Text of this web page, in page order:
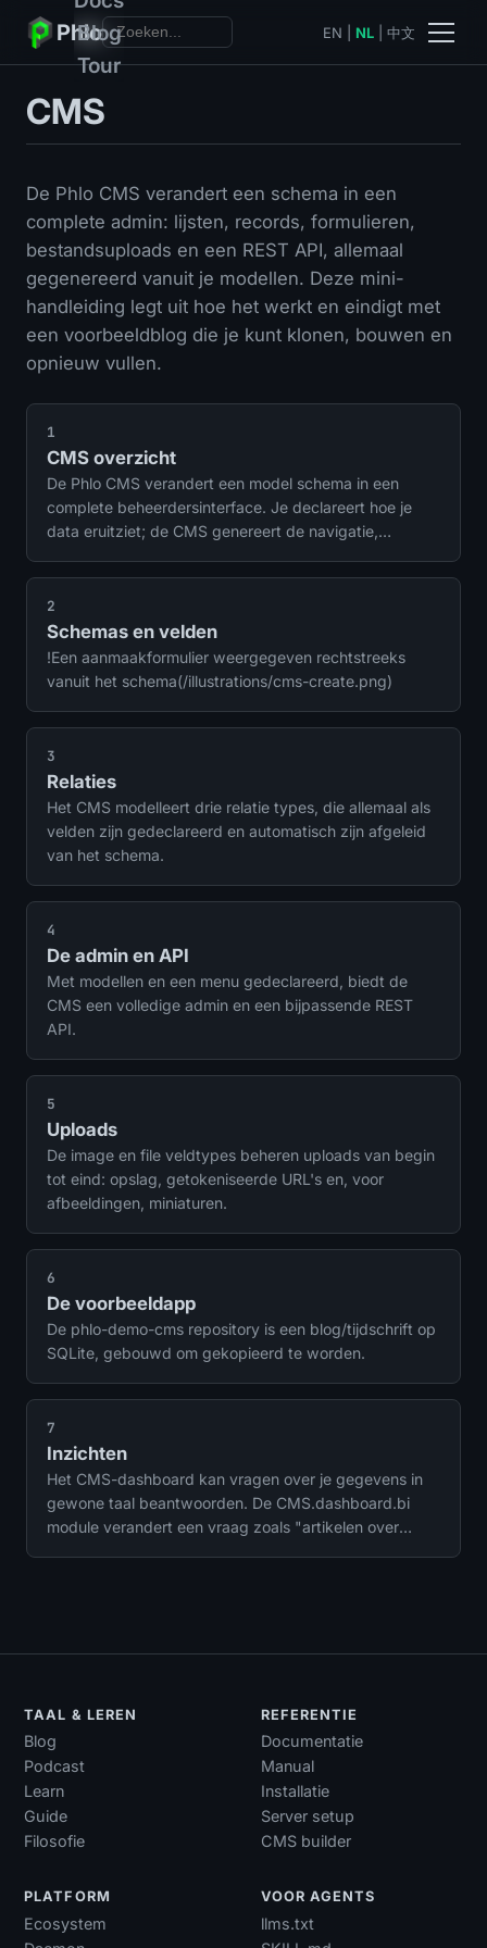
Phlo
Blog
Tour
EN NL| 中文
CMS
De Phlo CMS verandert een schema in een
complete admin: lijsten, records, formulieren,
bestandsuploads en een REST API, allemaal
gegenereerd vanuit je modellen. Deze mini-
handleiding legt uit hoe het werkt en eindigt met
een voorbeeldblog die je kunt klonen, bouwen en
opnieuw vullen.
1
CMS overzicht
De Phlo CMS verandert een model schema in een
complete beheerdersinterface. Je declareert hoe je
data eruitziet; de CMS genereert de navigatie,
bewerkingsformulieren, een REST API en CSRF-
bescherming. Er is geen handmatig gebouwde admin
HTML.
2
Schemas en velden
!Een aanmaakformulier weergegeven rechtstreeks
vanuit het schema(/illustrations/cms-create.png)
3
Relaties
Het CMS modelleert drie relatie types, die allemaal als
velden zijn gedeclareerd en automatisch zijn afgeleid
van het schema.
4
De admin en API
Met modellen en een menu gedeclareerd, biedt de
CMS een volledige admin en een bijpassende REST
API.
5
Uploads
De image en file veldtypes beheren uploads van begin
tot eind: opslag, getokeniseerde URL's en, voor
afbeeldingen, miniaturen.
6
De voorbeeldapp
De phlo-demo-cms repository is een blog/tijdschrift op
SQLite, gebouwd om gekopieerd te worden.
7
Inzichten
Het CMS-dashboard kan vragen over je gegevens in
gewone taal beantwoorden. De CMS.dashboard.bi
module verandert een vraag zoals "artikelen over
TAAL & LEREN
Blog
Podcast
Learn
Guide
Filosofie
REFERENTIE
Documentatie
Manual
Installatie
Server setup
CMS builder
PLATFORM
Ecosystem
VOOR AGENTS
llms.txt